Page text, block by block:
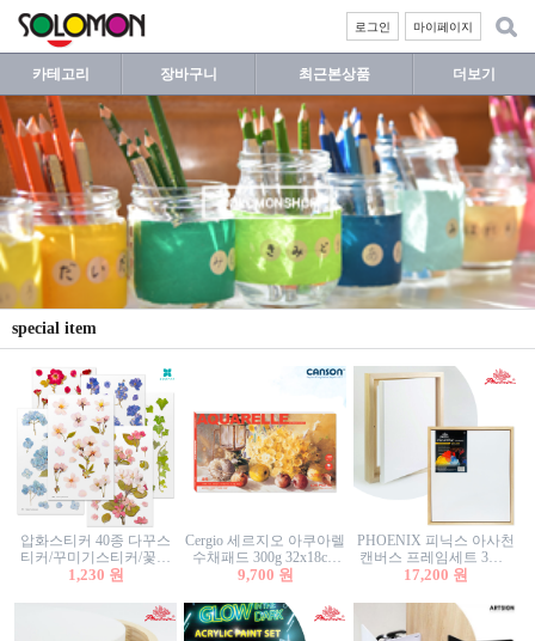
마이페이지
로그인
카테고리 장바구니 최근본상품 더보기
special item
압화스티커 40종 다꾸스
티커/꾸미기스티커/꽃스
티커/압화꽃책갈피/팬시
1,230 원
Cergio 세르지오 아쿠아렐
수채패드 300g 32x18cm
12매 1면제본
9,700 원
PHOENIX 피닉스 아사천
캔버스 프레임세트 3호F
27.3x22cm 캔버스와 올림
17,200 원